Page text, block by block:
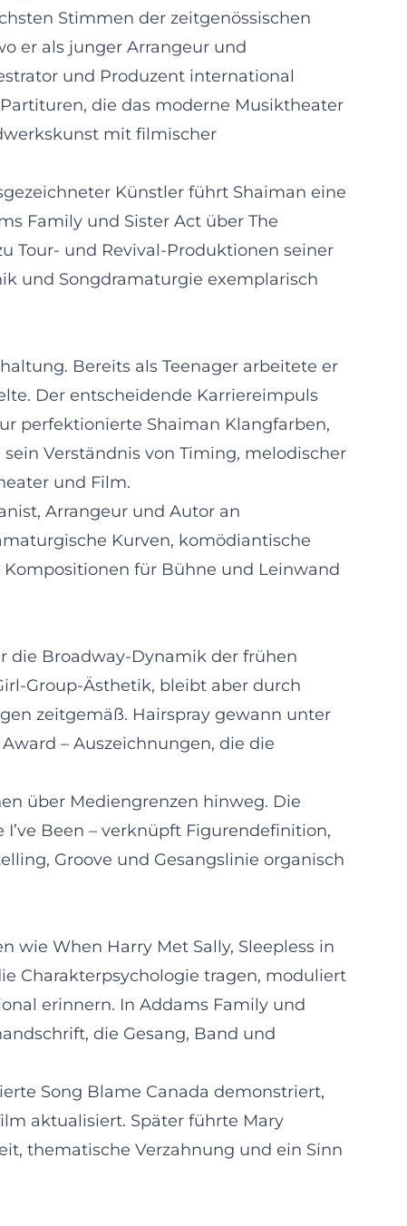
Stimmen der zeitgenössischen
er als junger Arrangeur und
und Produzent international
die das moderne Musiktheater
mit filmischer
Künstler führt Shaiman eine
Family und Sister Act über The
Tour- und Revival-Produktionen seiner
und Songdramaturgie exemplarisch
Bereits als Teenager arbeitete er
Der entscheidende Karriereimpuls
perfektionierte Shaiman Klangfarben,
Verständnis von Timing, melodischer
und Film.
Arrangeur und Autor an
Kurven, komödiantische
für Bühne und Leinwand
die Broadway-Dynamik der frühen
Group-Ästhetik, bleibt aber durch
zeitgemäß. Hairspray gewann unter
– Auszeichnungen, die die
über Mediengrenzen hinweg. Die
Been – verknüpft Figurendefinition,
Groove und Gesangslinie organisch
wie When Harry Met Sally, Sleepless in
Charakterpsychologie tragen, moduliert
erinnern. In Addams Family und
die Gesang, Band und
Song Blame Canada demonstriert,
aktualisiert. Später führte Mary
thematische Verzahnung und ein Sinn